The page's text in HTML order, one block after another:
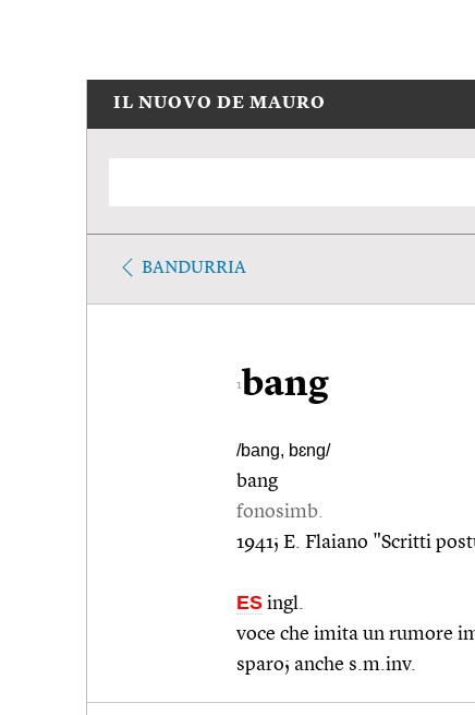
IL NUOVO DE MAURO
BANDURRIA
1bang
/bang, bɛng/
bang
fonosimb.
1941; E. Flaiano "Scritti
ES ingl.
voce che imita un rumore
sparo; anche s.m.inv.